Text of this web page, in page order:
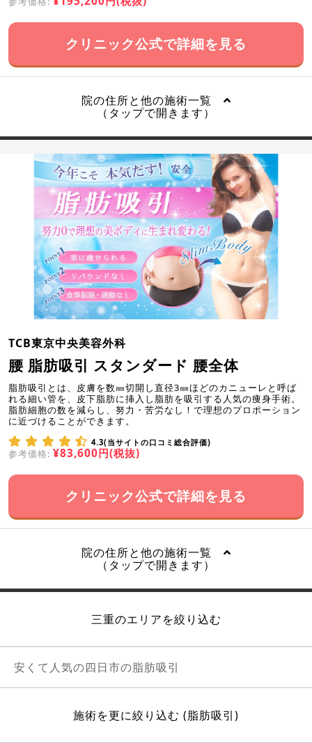
クリニック公式で詳細を見る
院の住所と他の施術一覧
（タップで開きます）
TCB東京中央美容外科
腰 脂肪吸引 スタンダード 腰全体
脂肪吸引とは、皮膚を数㎜切開し直径3㎜ほどのカニューレと呼ば
れる細い管を、皮下脂肪に挿入し脂肪を吸引する人気の痩身手術。
脂肪細胞の数を減らし、努力・苦労なし！で理想のプロポーション
に近づけることができます。
4.3(当サイトの口コミ総合評価)
参考価格: ¥83,600円(税抜)
クリニック公式で詳細を見る
院の住所と他の施術一覧
（タップで開きます）
三重のエリアを絞り込む
安くて人気の四日市の脂肪吸引
施術を更に絞り込む (脂肪吸引)